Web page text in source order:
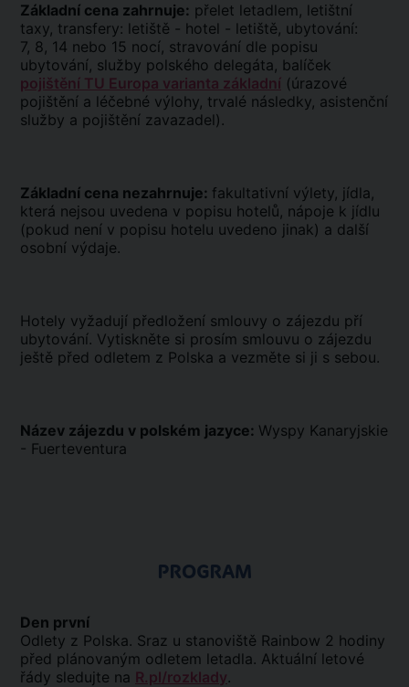
Základní cena zahrnuje: přelet letadlem, letištní
taxy, transfery: letiště - hotel - letiště, ubytování:
7, 8, 14 nebo 15 nocí, stravování dle popisu
ubytování, služby polského delegáta, balíček
pojištění TU Europa varianta základní (úrazové
pojištění a léčebné výlohy, trvalé následky, asistenční
služby a pojištění zavazadel).
Základní cena nezahrnuje: fakultativní výlety, jídla,
která nejsou uvedena v popisu hotelů, nápoje k jídlu
(pokud není v popisu hotelu uvedeno jinak) a další
osobní výdaje.
Hotely vyžadují předložení smlouvy o zájezdu pří
ubytování. Vytiskněte si prosím smlouvu o zájezdu
ještě před odletem z Polska a vezměte si ji s sebou.
Název zájezdu v polském jazyce: Wyspy Kanaryjskie
- Fuerteventura
PROGRAM
Den první
Odlety z Polska. Sraz u stanoviště Rainbow 2 hodiny
před plánovaným odletem letadla. Aktuální letové
řády sledujte na R.pl/rozklady.